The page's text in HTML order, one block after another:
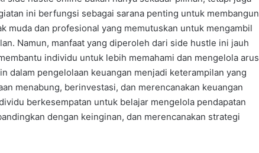
ini berfungsi sebagai sarana penting untuk membangun
muda dan profesional yang memutuskan untuk mengambil
Namun, manfaat yang diperoleh dari side hustle ini jauh
individu untuk lebih memahami dan mengelola arus
dalam pengelolaan keuangan menjadi keterampilan yang
menabung, berinvestasi, dan merencanakan keuangan
berkesempatan untuk belajar mengelola pendapatan
dengan keinginan, dan merencanakan strategi